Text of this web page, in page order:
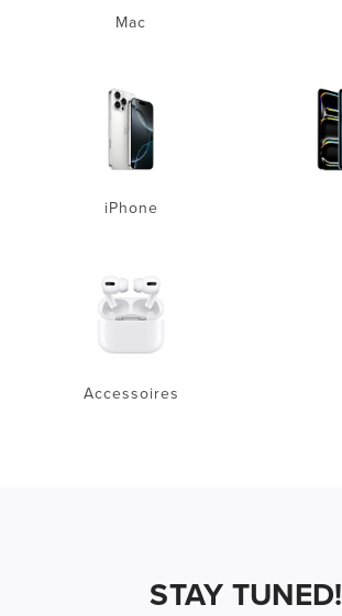
Mac
iPhone
Accessoires
STAY TUNED!